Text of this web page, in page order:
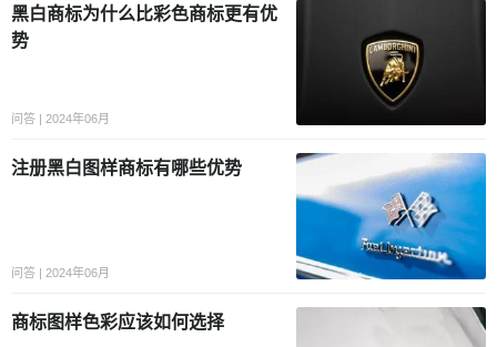
黑白商标为什么比彩色商标更有优
势
问答 | 2024年06月
注册黑白图样商标有哪些优势
问答 | 2024年06月
商标图样色彩应该如何选择